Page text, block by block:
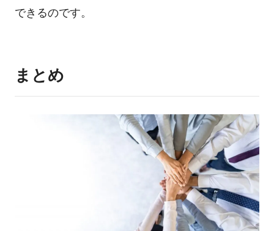
できるのです。
まとめ